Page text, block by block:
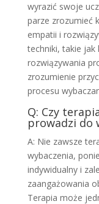
wyrazić swoje
parze zrozumieć
empatii i
techniki, takie
rozwiązywania
zrozumienie
procesu
Q: Czy
prowadzi do
A: Nie zawsze
wybaczenia,
indywidualny i
zaangażowania
Terapia może